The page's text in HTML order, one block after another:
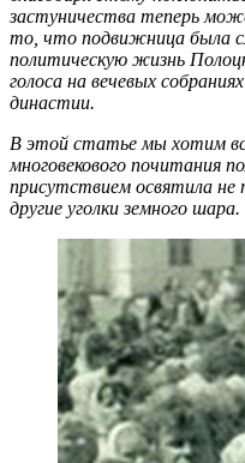
застуничества теперь
то, что подвижница была
политическую жизнь
голоса на вечевых
династии.
В этой статье мы хотим
многовекового почитания
присутствием освятила не
другие уголки земного шара.